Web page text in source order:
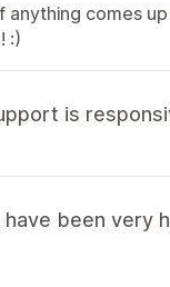
comes up
:)
is
been very